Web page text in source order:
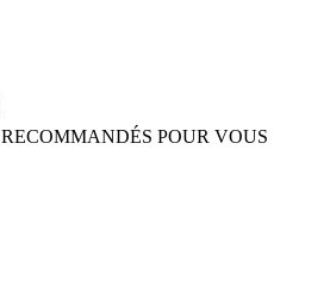
RECOMMANDÉS POUR VOUS